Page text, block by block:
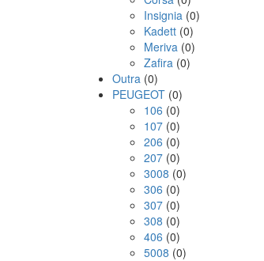
Insignia (0)
Kadett (0)
Meriva (0)
Zafira (0)
Outra (0)
PEUGEOT (0)
106 (0)
107 (0)
206 (0)
207 (0)
3008 (0)
306 (0)
307 (0)
308 (0)
406 (0)
5008 (0)